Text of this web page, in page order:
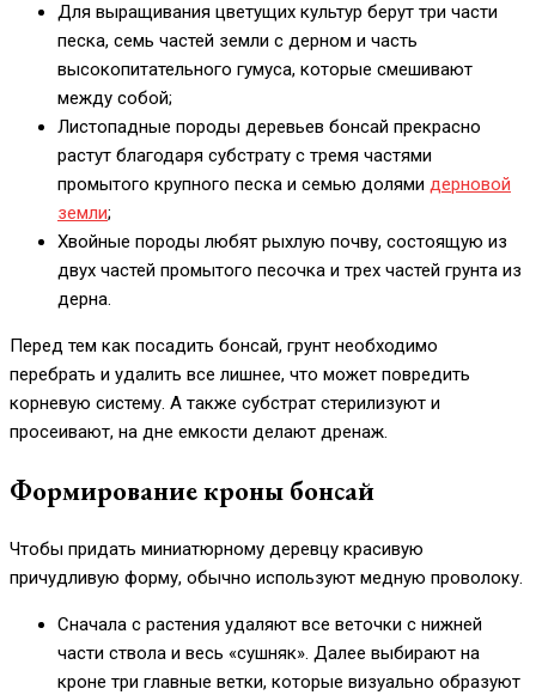
Для выращивания цветущих культур берут три части
песка, семь частей земли с дерном и часть
высокопитательного гумуса, которые смешивают
между собой;
Листопадные породы деревьев бонсай прекрасно
растут благодаря субстрату с тремя частями
промытого крупного песка и семью долями дерновой
земли;
Хвойные породы любят рыхлую почву, состоящую из
двух частей промытого песочка и трех частей грунта из
дерна.
Перед тем как посадить бонсай, грунт необходимо
перебрать и удалить все лишнее, что может повредить
корневую систему. А также субстрат стерилизуют и
просеивают, на дне емкости делают дренаж.
Формирование кроны бонсай
Чтобы придать миниатюрному деревцу красивую
причудливую форму, обычно используют медную проволоку.
Сначала с растения удаляют все веточки с нижней
части ствола и весь «сушняк». Далее выбирают на
кроне три главные ветки, которые визуально образуют